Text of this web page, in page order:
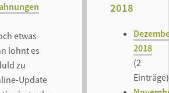
etwas
lohnt es
zu
Update
2018
2018
(2
Einträge)